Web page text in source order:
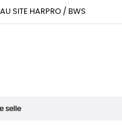
SITE HARPRO / BWS
selle